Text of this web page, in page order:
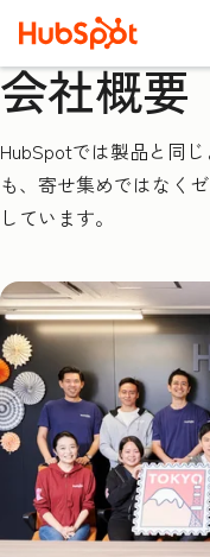
会社概要
HubSpotでは製品と同
も、寄せ集めではなく
しています。